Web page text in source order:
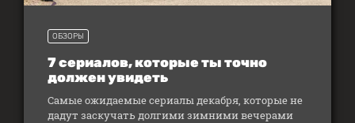
ОБЗОРЫ
7 сериалов, которые ты точно
должен увидеть
Самые ожидаемые сериалы декабря, которые не
дадут заскучать долгими зимними вечерами